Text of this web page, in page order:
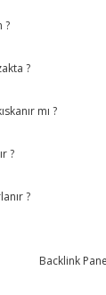
?
?
mı ?
?
?